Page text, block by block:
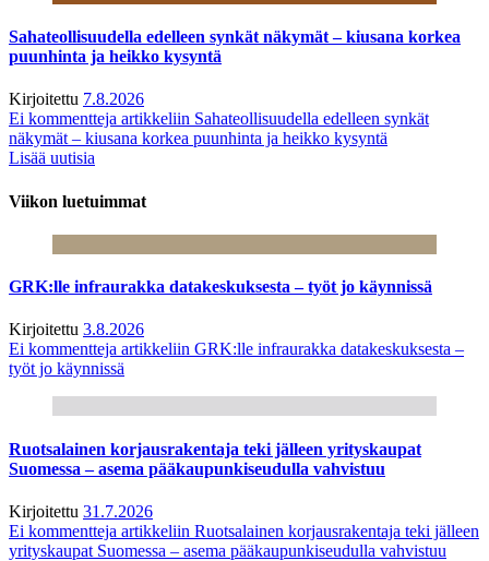
Sahateollisuudella edelleen synkät näkymät – kiusana korkea
puunhinta ja heikko kysyntä
Kirjoitettu 7.8.2026
Ei kommentteja artikkeliin Sahateollisuudella edelleen synkät
näkymät – kiusana korkea puunhinta ja heikko kysyntä
Lisää uutisia
Viikon luetuimmat
GRK:lle infraurakka datakeskuksesta – työt jo käynnissä
Kirjoitettu 3.8.2026
Ei kommentteja artikkeliin GRK:lle infraurakka datakeskuksesta –
työt jo käynnissä
Ruotsalainen korjausrakentaja teki jälleen yrityskaupat
Suomessa – asema pääkaupunkiseudulla vahvistuu
Kirjoitettu 31.7.2026
Ei kommentteja artikkeliin Ruotsalainen korjausrakentaja teki jälleen
yrityskaupat Suomessa – asema pääkaupunkiseudulla vahvistuu